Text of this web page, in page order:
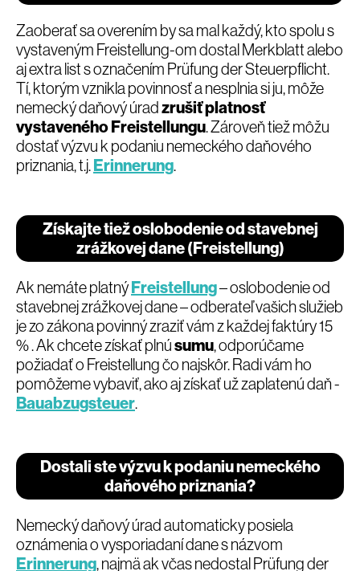
Zaoberať sa overením by sa mal každý, kto spolu s
vystaveným Freistellung-om dostal Merkblatt alebo
aj extra list s označením Prüfung der Steuerpflicht.
Tí, ktorým vznikla povinnosť a nesplnia si ju, môže
nemecký daňový úradzrušiť platnosť
vystaveného Freistellungu. Zároveň tiež môžu
dostať výzvu k podaniu nemeckého daňového
priznania, t.j.Erinnerung.
Získajte tiež oslobodenie od stavebnej
zrážkovej dane (Freistellung)
Ak nemáte platnýFreistellung– oslobodenie od
stavebnej zrážkovej dane – odberateľ vašich služieb
je zo zákona povinný zraziť vám z každej faktúry 15
% . Ak chcete získať plnúsumu, odporúčame
požiadať o Freistellung čo najskôr. Radi vám ho
pomôžeme vybaviť, ako aj získať už zaplatenú daň -
Bauabzugsteuer.
Dostali ste výzvu k podaniu nemeckého
daňového priznania?
Nemecký daňový úrad automaticky posiela
oznámenia o vysporiadaní dane s názvom
Erinnerung, najmä ak včas nedostal Prüfung der